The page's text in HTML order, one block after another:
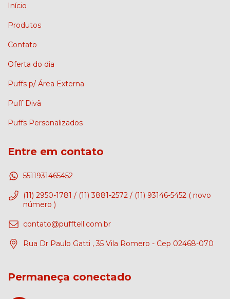
Início
Produtos
Contato
Oferta do dia
Puffs p/ Área Externa
Puff Divã
Puffs Personalizados
Entre em contato
5511931465452
(11) 2950-1781 / (11) 3881-2572 / (11) 93146-5452 ( novo
número )
contato@pufftell.com.br
Rua Dr Paulo Gatti , 35 Vila Romero - Cep 02468-070
Permaneça conectado